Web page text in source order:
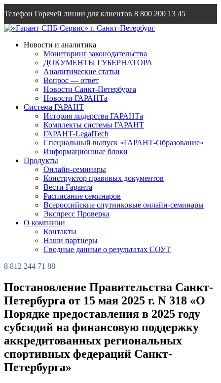
Телефон Горячей линии для клиентов 8 800 200 13 45
Emailinfo@garantsp.ru
Новости и аналитика
Мониторинг законодательства
ДОКУМЕНТЫ ГУБЕРНАТОРА
Аналитические статьи
Вопрос — ответ
Новости Санкт-Петербурга
Новости ГАРАНТа
Система ГАРАНТ
История лидерства ГАРАНТа
Комплекты системы ГАРАНТ
ГАРАНТ-LegalTech
Специальный выпуск «ГАРАНТ-Образование»
Информационные блоки
Продукты
Онлайн-семинары
Конструктор правовых документов
Вести Гаранта
Расписание семинаров
Всероссийские спутниковые онлайн-семинары
Экспресс Проверка
О компании
Контакты
Наши партнеры
Сводные данные о результатах СОУТ
8 812 244 71 88
Постановление Правительства Санкт-
Петербурга от 15 мая 2025 г. N 318 «О
Порядке предоставления в 2025 году
субсидий на финансовую поддержку
аккредитованных региональных
спортивных федераций Санкт-
Петербурга»